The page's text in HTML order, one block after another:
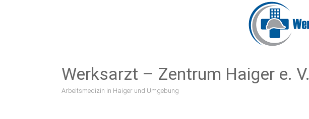
Werksarzt – Zentrum Haiger e. V.
Arbeitsmedizin in Haiger und Umgebung